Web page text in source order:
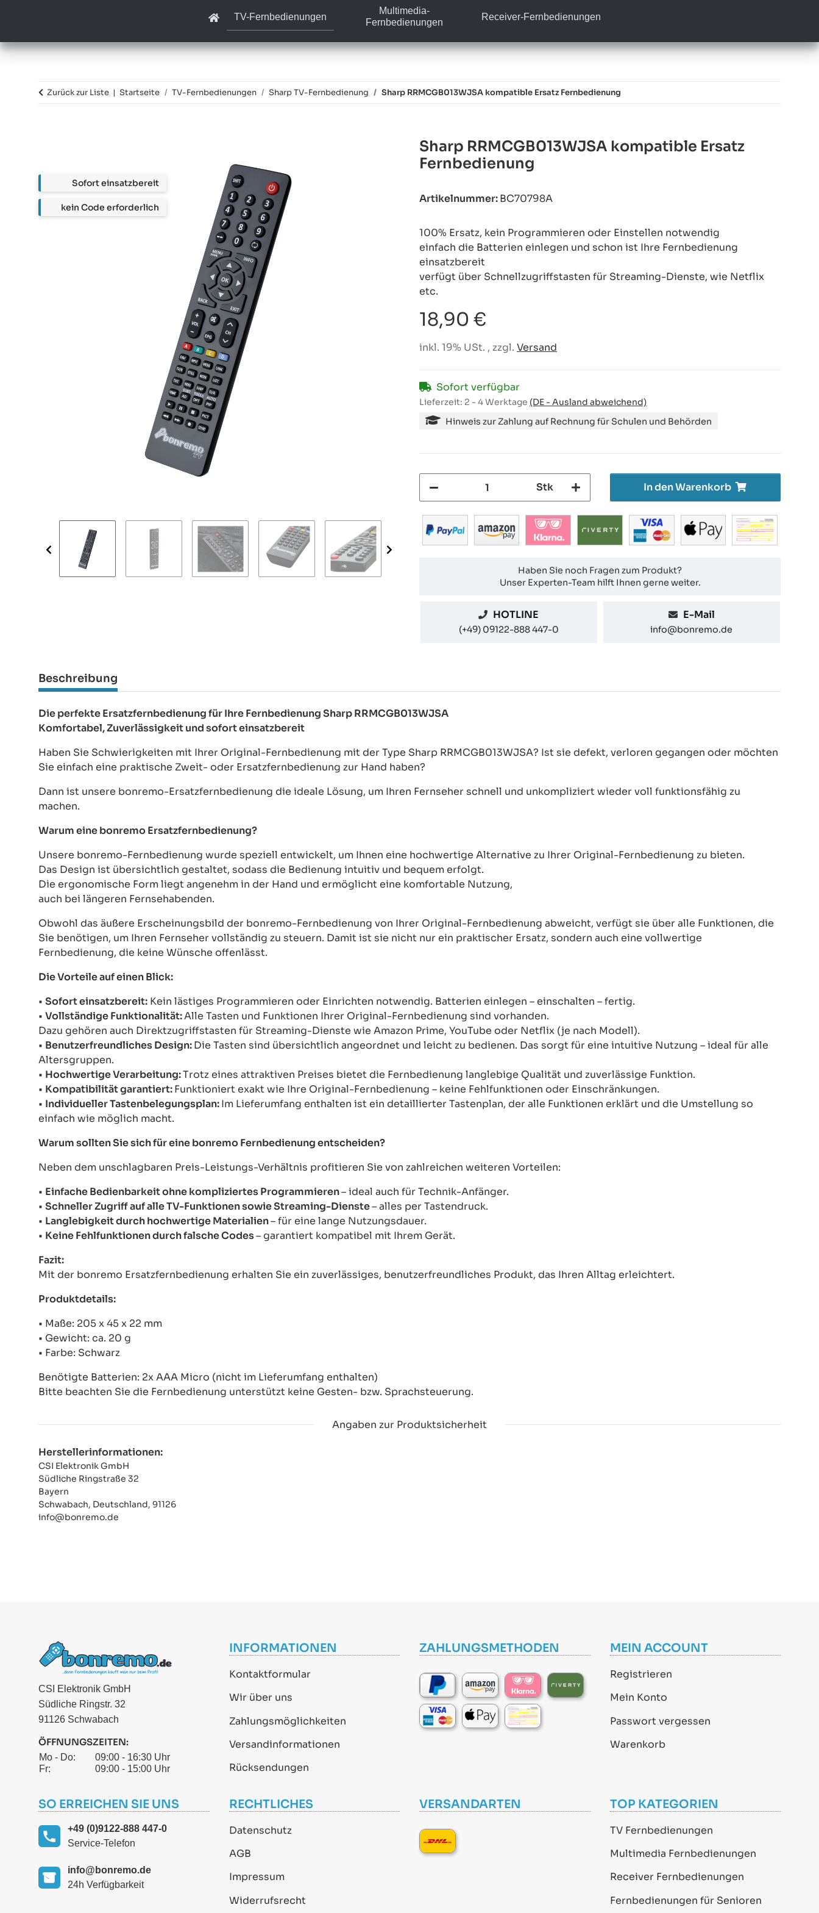
TV-Fernbedienungen
Multimedia-
Fernbedienungen
Receiver-Fernbedienungen
Zurück zur Liste Startseite TV-Fernbedienungen Sharp TV-Fernbedienung Sharp RRMCGB013WJSA kompatible Ersatz Fernbedienung
Sharp RRMCGB013WJSA kompatible Ersatz
Fernbedienung
Artikelnummer:BC70798A
100% Ersatz, kein Programmieren oder Einstellen notwendig
einfach die Batterien einlegen und schon ist Ihre Fernbedienung
einsatzbereit
verfügt über Schnellzugriffstasten für Streaming-Dienste, wie Netflix
etc.
18,90 €
inkl. 19% USt. , zzgl. Versand
Sofort verfügbar
Lieferzeit: 2 - 4 Werktage (DE - Ausland abweichend)
Hinweis zur Zahlung auf Rechnung für Schulen und Behörden
Stk In den Warenkorb
Haben Sie noch Fragen zum Produkt?
Unser Experten-Team hilft Ihnen gerne weiter.
HOTLINE
(+49) 09122-888 447-0
E-Mail
info@bonremo.de
Beschreibung
Die perfekte Ersatzfernbedienung für Ihre Fernbedienung Sharp RRMCGB013WJSA
Komfortabel, Zuverlässigkeit und sofort einsatzbereit
Haben Sie Schwierigkeiten mit Ihrer Original-Fernbedienung mit der Type Sharp RRMCGB013WJSA? Ist sie defekt, verloren gegangen oder möchten
Sie einfach eine praktische Zweit- oder Ersatzfernbedienung zur Hand haben?
Dann ist unsere bonremo-Ersatzfernbedienung die ideale Lösung, um Ihren Fernseher schnell und unkompliziert wieder voll funktionsfähig zu
machen.
Warum eine bonremo Ersatzfernbedienung?
Unsere bonremo-Fernbedienung wurde speziell entwickelt, um Ihnen eine hochwertige Alternative zu Ihrer Original-Fernbedienung zu bieten.
Das Design ist übersichtlich gestaltet, sodass die Bedienung intuitiv und bequem erfolgt.
Die ergonomische Form liegt angenehm in der Hand und ermöglicht eine komfortable Nutzung,
auch bei längeren Fernsehabenden.
Obwohl das äußere Erscheinungsbild der bonremo-Fernbedienung von Ihrer Original-Fernbedienung abweicht, verfügt sie über alle Funktionen, die
Sie benötigen, um Ihren Fernseher vollständig zu steuern. Damit ist sie nicht nur ein praktischer Ersatz, sondern auch eine vollwertige
Fernbedienung, die keine Wünsche offenlässt.
Die Vorteile auf einen Blick:
• Sofort einsatzbereit: Kein lästiges Programmieren oder Einrichten notwendig. Batterien einlegen – einschalten – fertig.
• Vollständige Funktionalität:Alle Tasten und Funktionen Ihrer Original-Fernbedienung sind vorhanden.
Dazu gehören auch Direktzugriffstasten für Streaming-Dienste wie Amazon Prime, YouTube oder Netflix (je nach Modell).
• Benutzerfreundliches Design:Die Tasten sind übersichtlich angeordnet und leicht zu bedienen. Das sorgt für eine intuitive Nutzung – ideal für alle
Altersgruppen.
• Hochwertige Verarbeitung:Trotz eines attraktiven Preises bietet die Fernbedienung langlebige Qualität und zuverlässige Funktion.
• Kompatibilität garantiert:Funktioniert exakt wie Ihre Original-Fernbedienung – keine Fehlfunktionen oder Einschränkungen.
• Individueller Tastenbelegungsplan:Im Lieferumfang enthalten ist ein detaillierter Tastenplan, der alle Funktionen erklärt und die Umstellung so
einfach wie möglich macht.
Warum sollten Sie sich für eine bonremo Fernbedienung entscheiden?
Neben dem unschlagbaren Preis-Leistungs-Verhältnis profitieren Sie von zahlreichen weiteren Vorteilen:
• Einfache Bedienbarkeit ohne kompliziertes Programmieren– ideal auch für Technik-Anfänger.
• Schneller Zugriff auf alle TV-Funktionen sowie Streaming-Dienste– alles per Tastendruck.
• Langlebigkeit durch hochwertige Materialien– für eine lange Nutzungsdauer.
• Keine Fehlfunktionen durch falsche Codes– garantiert kompatibel mit Ihrem Gerät.
Fazit:
Mit der bonremo Ersatzfernbedienung erhalten Sie ein zuverlässiges, benutzerfreundliches Produkt, das Ihren Alltag erleichtert.
Produktdetails:
• Maße: 205 x 45 x 22 mm
• Gewicht: ca. 20 g
• Farbe: Schwarz
Benötigte Batterien: 2x AAA Micro (nicht im Lieferumfang enthalten)
Bitte beachten Sie die Fernbedienung unterstützt keine Gesten- bzw. Sprachsteuerung.
Angaben zur Produktsicherheit
Herstellerinformationen:
CSI Elektronik GmbH
Südliche Ringstraße 32
Bayern
Schwabach, Deutschland, 91126
info@bonremo.de
CSI Elektronik GmbH
Südliche Ringstr. 32
91126 Schwabach
ÖFFNUNGSZEITEN:
Mo - Do:
09:00 - 16:30 Uhr
Fr:
09:00 - 15:00 Uhr
INFORMATIONEN
Kontaktformular
Wir über uns
Zahlungsmöglichkeiten
Versandinformationen
Rücksendungen
ZAHLUNGSMETHODEN MEIN ACCOUNT
Registrieren
Mein Konto
Passwort vergessen
Warenkorb
SO ERREICHEN SIE UNS
+49 (0)9122-888 447-0
Service-Telefon
info@bonremo.de
24h Verfügbarkeit
RECHTLICHES
Datenschutz
AGB
Impressum
Widerrufsrecht
VERSANDARTEN TOP KATEGORIEN
TV Fernbedienungen
Multimedia Fernbedienungen
Receiver Fernbedienungen
Fernbedienungen für Senioren